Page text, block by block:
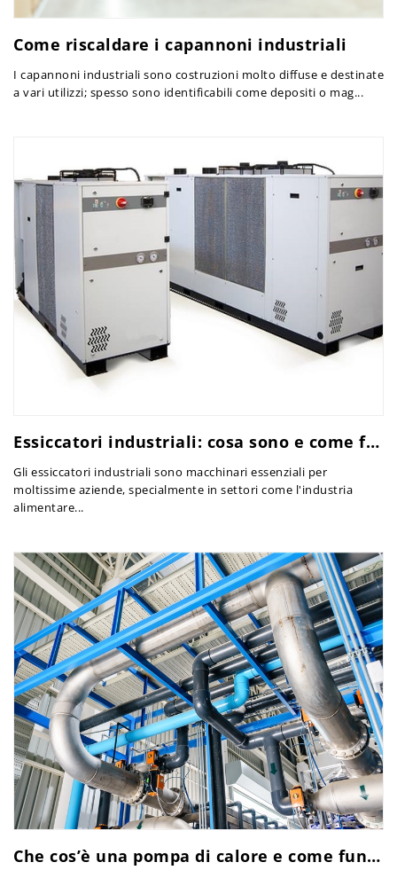
Come riscaldare i capannoni industriali
I capannoni industriali sono costruzioni molto diffuse e destinate
a vari utilizzi; spesso sono identificabili come depositi o mag...
Essiccatori industriali: cosa sono e come funzionano
Gli essiccatori industriali sono macchinari essenziali per
moltissime aziende, specialmente in settori come l'industria
alimentare...
Che cos’è una pompa di calore e come funziona